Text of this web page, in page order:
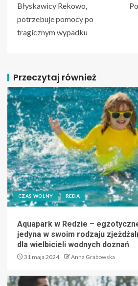
Błyskawicy Rekowo,
potrzebuje pomocy po
tragicznym wypadku
Przeczytaj również
CZAS WOLNY REDA
Aquapark w Redzie –
jedyna w swoim rodzaju
dla wielbicieli wodnych doznań
31 maja 2024 Anna Grabowska